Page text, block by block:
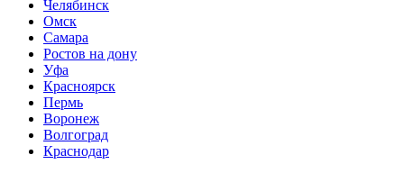
Челябинск
Омск
Самара
Ростов на дону
Уфа
Красноярск
Пермь
Воронеж
Волгоград
Краснодар